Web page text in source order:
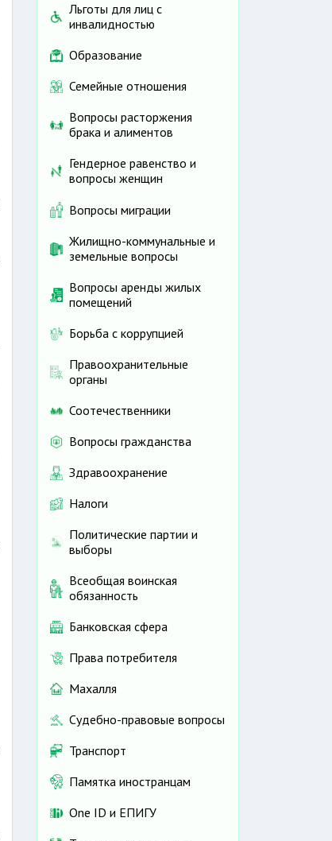
Льготы для лиц с
инвалидностью
Образование
Семейные отношения
Вопросы расторжения
брака и алиментов
Гендерное равенство и
вопросы женщин
Вопросы миграции
Жилищно-коммунальные и
земельные вопросы
Вопросы аренды жилых
помещений
Борьба с коррупцией
Правоохранительные
органы
Соотечественники
Вопросы гражданства
Здравоохранение
Налоги
Политические партии и
выборы
Всеобщая воинская
обязанность
Банковская сфера
Права потребителя
Махалля
Судебно-правовые вопросы
Транспорт
Памятка иностранцам
One ID и ЕПИГУ